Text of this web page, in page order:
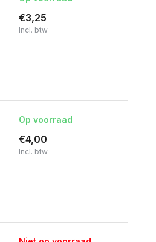
€3,25
Incl. btw
Op voorraad
€4,00
Incl. btw